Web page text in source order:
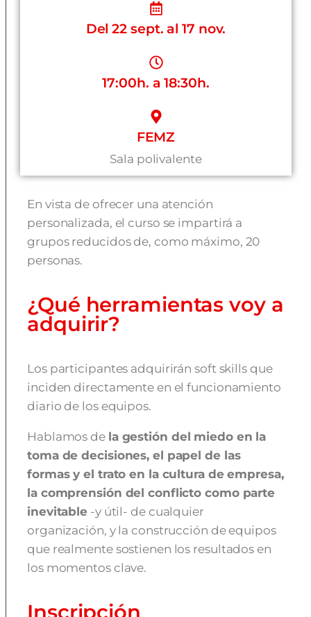
Del 22 sept. al 17 nov.
17:00h. a 18:30h.
FEMZ
Sala polivalente
En vista de ofrecer una atención
personalizada, el curso se impartirá a
grupos reducidos de, como máximo, 20
personas.
¿Qué herramientas voy a
adquirir?
Los participantes adquirirán soft skills que
inciden directamente en el funcionamiento
diario de los equipos.
Hablamos de la gestión del miedo en la
toma de decisiones, el papel de las
formas y el trato en la cultura de empresa,
la comprensión del conflicto como parte
inevitable -y útil- de cualquier
organización, y la construcción de equipos
que realmente sostienen los resultados en
los momentos clave.
Inscripción